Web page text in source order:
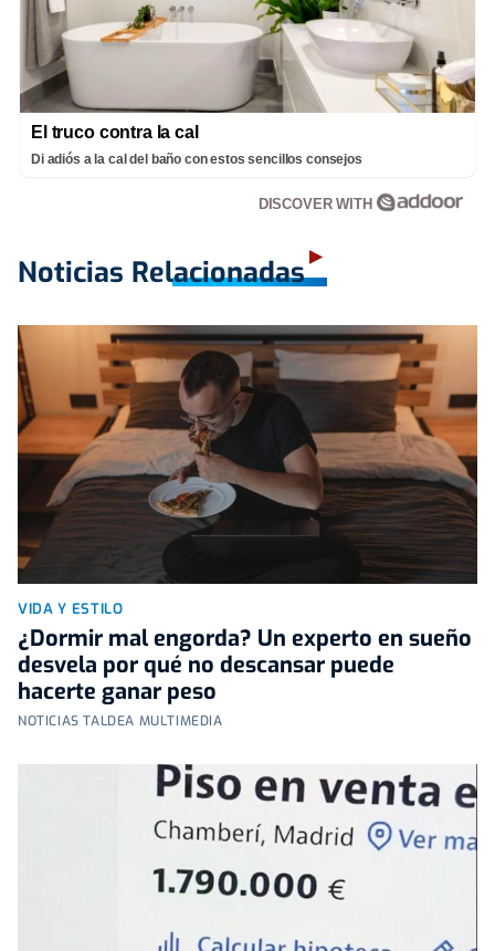
El truco contra la cal
Di adiós a la cal del baño con estos sencillos consejos
DISCOVER WITH
Noticias Relacionadas
VIDA Y ESTILO
¿Dormir mal engorda? Un experto en sueño
desvela por qué no descansar puede
hacerte ganar peso
NOTICIAS TALDEA MULTIMEDIA